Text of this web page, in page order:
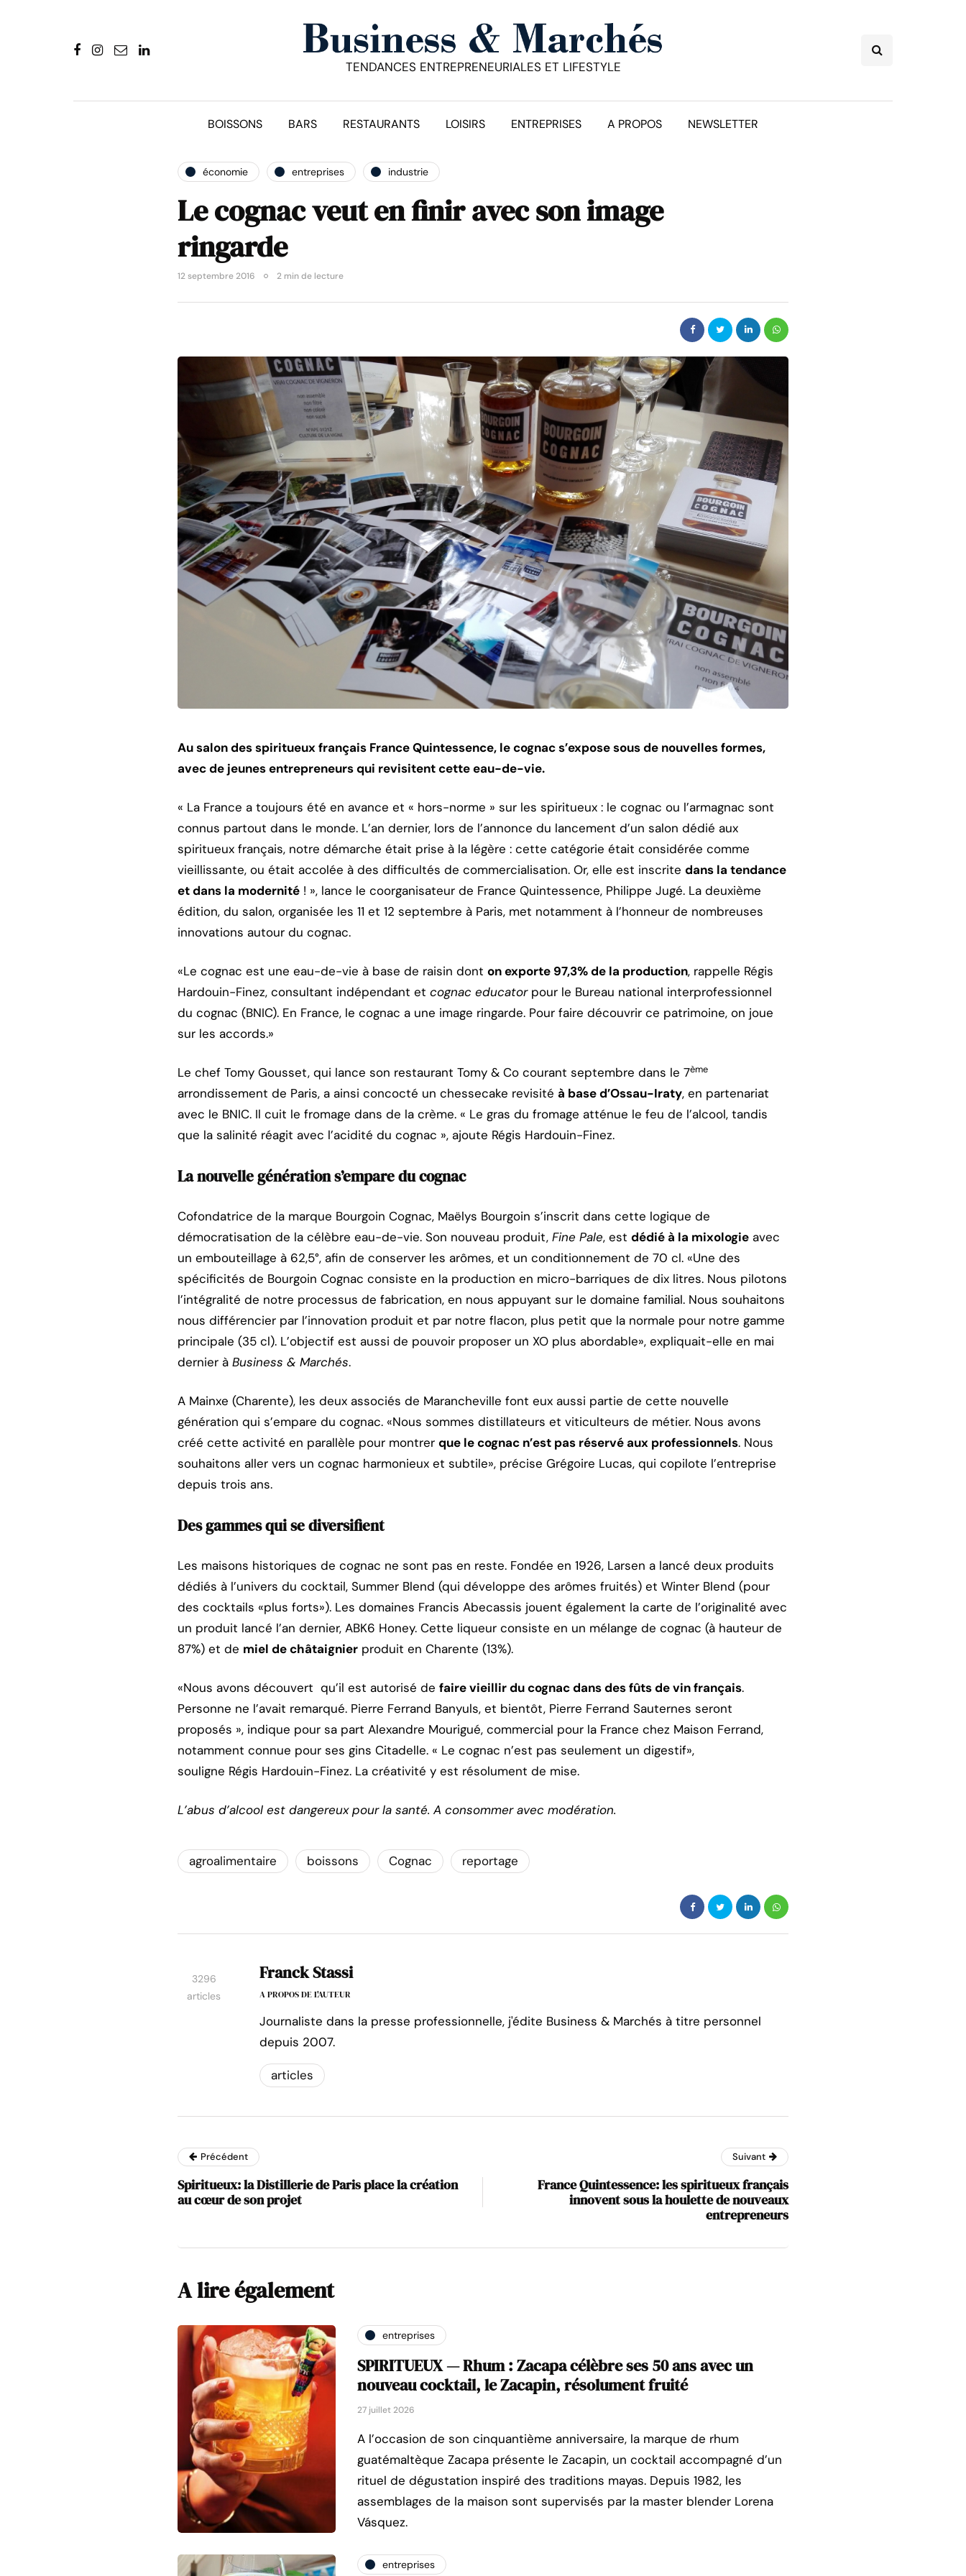
TENDANCES ENTREPRENEURIALES ET LIFESTYLE
BOISSONS BARS RESTAURANTS LOISIRS ENTREPRISES A PROPOS NEWSLETTER
économie entreprises industrie
Le cognac veut en finir avec son image
ringarde
12 septembre 2016 2 min de lecture
Au salon des spiritueux français France Quintessence, le cognac s’expose sous de nouvelles formes,
avec de jeunes entrepreneurs qui revisitent cette eau-de-vie.
« La France a toujours été en avance et « hors-norme » sur les spiritueux : le cognac ou l’armagnac sont
connus partout dans le monde. L’an dernier, lors de l’annonce du lancement d’un salon dédié aux
spiritueux français, notre démarche était prise à la légère : cette catégorie était considérée comme
vieillissante, ou était accolée à des difficultés de commercialisation. Or, elle est inscrite dans la tendance
et dans la modernité ! », lance le coorganisateur de France Quintessence, Philippe Jugé. La deuxième
édition, du salon, organisée les 11 et 12 septembre à Paris, met notamment à l’honneur de nombreuses
innovations autour du cognac.
«Le cognac est une eau-de-vie à base de raisin dont on exporte 97,3% de la production, rappelle Régis
Hardouin-Finez, consultant indépendant et cognac educatorpour le Bureau national interprofessionnel
du cognac (BNIC). En France, le cognac a une image ringarde. Pour faire découvrir ce patrimoine, on joue
sur les accords.»
Le chef Tomy Gousset, qui lance son restaurant Tomy & Co courant septembre dans le 7ème
arrondissement de Paris, a ainsi concocté un chessecake revisité à base d’Ossau-Iraty, en partenariat
avec le BNIC. Il cuit le fromage dans de la crème. « Le gras du fromage atténue le feu de l’alcool, tandis
que la salinité réagit avec l’acidité du cognac », ajoute Régis Hardouin-Finez.
La nouvelle génération s’empare du cognac
Cofondatrice de la marque Bourgoin Cognac, Maëlys Bourgoin s’inscrit dans cette logique de
démocratisation de la célèbre eau-de-vie. Son nouveau produit, Fine Pale, est dédié à la mixologie avec
un embouteillage à 62,5°, afin de conserver les arômes, et un conditionnement de 70 cl. «Une des
spécificités de Bourgoin Cognac consiste en la production en micro-barriques de dix litres. Nous pilotons
l’intégralité de notre processus de fabrication, en nous appuyant sur le domaine familial. Nous souhaitons
nous différencier par l’innovation produit et par notre flacon, plus petit que la normale pour notre gamme
principale (35 cl). L’objectif est aussi de pouvoir proposer un XO plus abordable», expliquait-elle en mai
dernier à Business & Marchés.
A Mainxe (Charente), les deux associés de Marancheville font eux aussi partie de cette nouvelle
génération qui s’empare du cognac. «Nous sommes distillateurs et viticulteurs de métier. Nous avons
créé cette activité en parallèle pour montrer que le cognac n’est pas réservé aux professionnels. Nous
souhaitons aller vers un cognac harmonieux et subtile», précise Grégoire Lucas, qui copilote l’entreprise
depuis trois ans.
Des gammes qui se diversifient
Les maisons historiques de cognac ne sont pas en reste. Fondée en 1926, Larsen a lancé deux produits
dédiés à l’univers du cocktail, Summer Blend (qui développe des arômes fruités) et Winter Blend (pour
des cocktails «plus forts»). Les domaines Francis Abecassis jouent également la carte de l’originalité avec
un produit lancé l’an dernier, ABK6 Honey. Cette liqueur consiste en un mélange de cognac (à hauteur de
87%) et de miel de châtaignier produit en Charente (13%).
«Nous avons découvert qu’il est autorisé de faire vieillir du cognac dans des fûts de vin français.
Personne ne l’avait remarqué. Pierre Ferrand Banyuls, et bientôt, Pierre Ferrand Sauternes seront
proposés », indique pour sa part Alexandre Mourigué, commercial pour la France chez Maison Ferrand,
notamment connue pour ses gins Citadelle. « Le cognac n’est pas seulement un digestif»,
souligne Régis Hardouin-Finez. La créativité y est résolument de mise.
L’abus d’alcool est dangereux pour la santé. A consommer avec modération.
agroalimentaire boissons Cognac reportage
3296
articles
Franck Stassi
A PROPOS DE L'AUTEUR
Journaliste dans la presse professionnelle, j'édite Business & Marchés à titre personnel
depuis 2007.
articles
Précédent
Spiritueux: la Distillerie de Paris place la création
au cœur de son projet
Suivant
France Quintessence: les spiritueux français
innovent sous la houlette de nouveaux
entrepreneurs
A lire également
entreprises
SPIRITUEUX — Rhum : Zacapa célèbre ses 50 ans avec un
nouveau cocktail, le Zacapin, résolument fruité
27 juillet 2026
A l’occasion de son cinquantième anniversaire, la marque de rhum
guatémaltèque Zacapa présente le Zacapin, un cocktail accompagné d’un
rituel de dégustation inspiré des traditions mayas. Depuis 1982, les
assemblages de la maison sont supervisés par la master blender Lorena
Vásquez.
entreprises